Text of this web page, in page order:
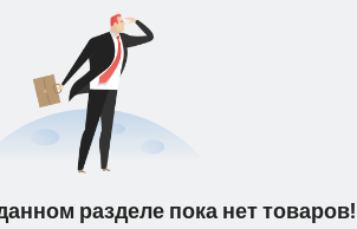
разделе пока нет товаров!